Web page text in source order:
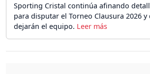
Sporting Cristal continúa afinando
para disputar el Torneo Clausura 2026
dejarán el equipo.